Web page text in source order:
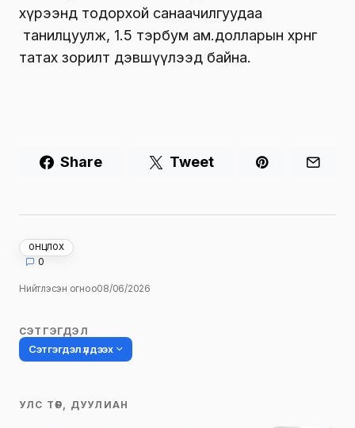
хүрээнд тодорхой санаачилгуудаа
танилцуулж, 1.5 тэрбум ам.долларын хөрөнгө
татах зорилт дэвшүүлээд байна.
Share Tweet
ОНЦЛОХ
0
Нийтлэсэн огноо08/06/2026
СЭТГЭГДЭЛ
Сэтгэгдэл үлдээх
УЛС ТӨР, ДУУЛИАН